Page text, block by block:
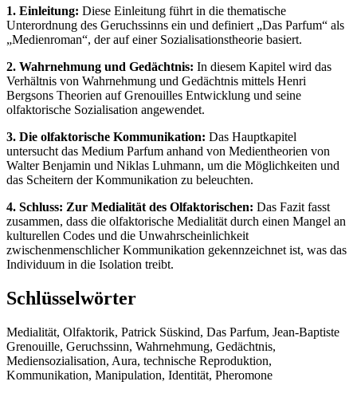
1. Einleitung: Diese Einleitung führt in die thematische
Unterordnung des Geruchssinns ein und definiert „Das Parfum“ als
„Medienroman“, der auf einer Sozialisationstheorie basiert.
2. Wahrnehmung und Gedächtnis: In diesem Kapitel wird das
Verhältnis von Wahrnehmung und Gedächtnis mittels Henri
Bergsons Theorien auf Grenouilles Entwicklung und seine
olfaktorische Sozialisation angewendet.
3. Die olfaktorische Kommunikation: Das Hauptkapitel
untersucht das Medium Parfum anhand von Medientheorien von
Walter Benjamin und Niklas Luhmann, um die Möglichkeiten und
das Scheitern der Kommunikation zu beleuchten.
4. Schluss: Zur Medialität des Olfaktorischen: Das Fazit fasst
zusammen, dass die olfaktorische Medialität durch einen Mangel an
kulturellen Codes und die Unwahrscheinlichkeit
zwischenmenschlicher Kommunikation gekennzeichnet ist, was das
Individuum in die Isolation treibt.
Schlüsselwörter
Medialität, Olfaktorik, Patrick Süskind, Das Parfum, Jean-Baptiste
Grenouille, Geruchssinn, Wahrnehmung, Gedächtnis,
Mediensozialisation, Aura, technische Reproduktion,
Kommunikation, Manipulation, Identität, Pheromone